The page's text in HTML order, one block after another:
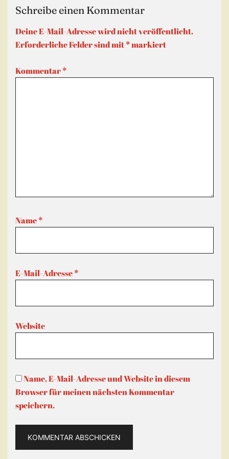
Schreibe einen Kommentar
Deine E-Mail-Adresse wird nicht veröffentlicht.
Erforderliche Felder sind mit*markiert
Kommentar*
Name*
E-Mail-Adresse*
Website
Name, E-Mail-Adresse und Website in diesem
Browser für meinen nächsten Kommentar
speichern.